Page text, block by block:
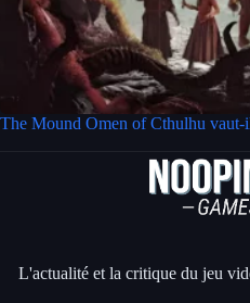
The Mound Omen of Cthulhu vaut-
L'actualité et la critique du jeu